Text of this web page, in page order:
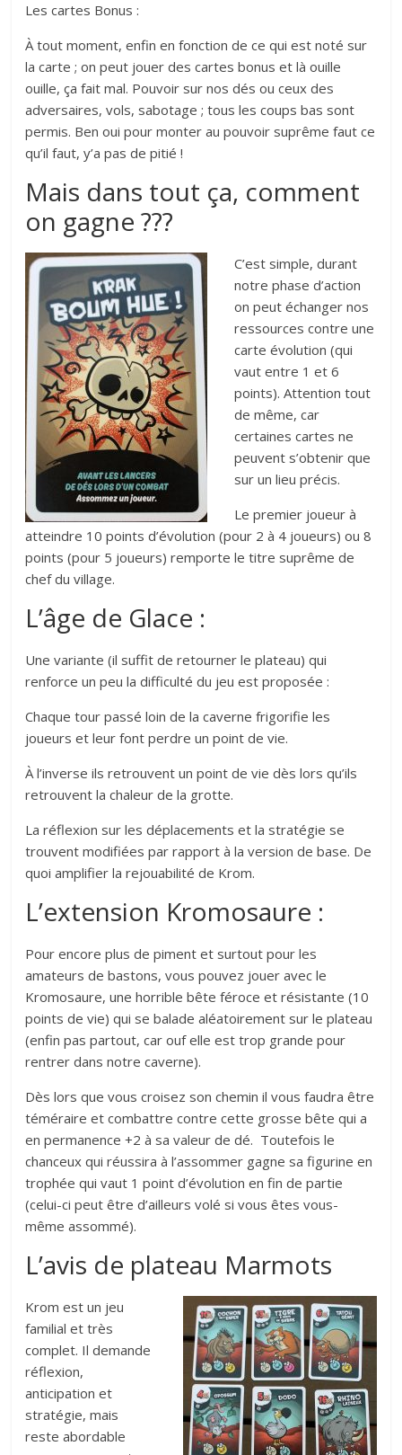
Les cartes Bonus :
À tout moment, enfin en fonction de ce qui est noté sur
la carte ; on peut jouer des cartes bonus et là ouille
ouille, ça fait mal. Pouvoir sur nos dés ou ceux des
adversaires, vols, sabotage ; tous les coups bas sont
permis. Ben oui pour monter au pouvoir suprême faut ce
qu’il faut, y’a pas de pitié !
Mais dans tout ça, comment
on gagne ???
C’est simple, durant
notre phase d’action
on peut échanger nos
ressources contre une
carte évolution (qui
vaut entre 1 et 6
points). Attention tout
de même, car
certaines cartes ne
peuvent s’obtenir que
sur un lieu précis.
Le premier joueur à
atteindre 10 points d’évolution (pour 2 à 4 joueurs) ou 8
points (pour 5 joueurs) remporte le titre suprême de
chef du village.
L’âge de Glace :
Une variante (il suffit de retourner le plateau) qui
renforce un peu la difficulté du jeu est proposée :
Chaque tour passé loin de la caverne frigorifie les
joueurs et leur font perdre un point de vie.
À l’inverse ils retrouvent un point de vie dès lors qu’ils
retrouvent la chaleur de la grotte.
La réflexion sur les déplacements et la stratégie se
trouvent modifiées par rapport à la version de base. De
quoi amplifier la rejouabilité de Krom.
L’extension Kromosaure :
Pour encore plus de piment et surtout pour les
amateurs de bastons, vous pouvez jouer avec le
Kromosaure, une horrible bête féroce et résistante (10
points de vie) qui se balade aléatoirement sur le plateau
(enfin pas partout, car ouf elle est trop grande pour
rentrer dans notre caverne).
Dès lors que vous croisez son chemin il vous faudra être
téméraire et combattre contre cette grosse bête qui a
en permanence +2 à sa valeur de dé. Toutefois le
chanceux qui réussira à l’assommer gagne sa figurine en
trophée qui vaut 1 point d’évolution en fin de partie
(celui-ci peut être d’ailleurs volé si vous êtes vous-
même assommé).
L’avis de plateau Marmots
Krom est un jeu
familial et très
complet. Il demande
réflexion,
anticipation et
stratégie, mais
reste abordable